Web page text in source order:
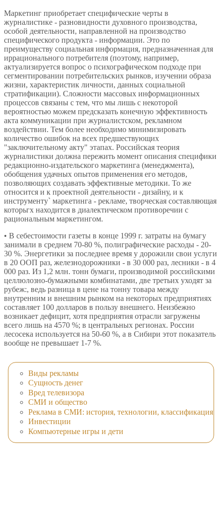
Маркетинг приобретает специфические черты в
журналистике - разновидности духовного производства,
особой деятельности, направленной на производство
специфического продукта - информации. Это по
преимуществу социальная информация, предназначенная для
иррационального потребителя (поэтому, например,
актуализируется вопрос о психографическом подходе при
сегментировании потребительских рынков, изучении образа
жизни, характеристик личности, данных социальной
стратификации). Сложности массовых информационных
процессов связаны с тем, что мы лишь с некоторой
вероятностью можем предсказать конечную эффективность
акта коммуникации при журналистском, рекламном
воздействии. Тем более необходимо минимизировать
количество ошибок на всех предшествующих
"заключительному акту" этапах. Российская теория
журналистики должна пережить момент описания специфики
редакционно-издательского маркетинга (менеджмента),
обобщения удачных опытов применения его методов,
позволяющих создавать эффективные методики. То же
относится и к проектной деятельности - дизайну, и к
инструменту` маркетинга - рекламе, творческая составляющая
которьгх находится в диалектическом противоречии с
рациональным маркетингом.
• В себестоимости газеты в конце 1999 г. затраты на бумагу
занимали в среднем 70-80 %, полиграфические расходы - 20-
30 %. Энергетики за последнее время у дорожили свои услуги
в 20 ООП раз, железнодорожники - в 30 000 раз, лесники - в 4
000 раз. Из 1,2 млн. тонн бумаги, производимой российскими
целлюлозно-бумажными комбинатами, две третьих уходят за
рубеж:, ведь разница в цене на тонну товара между
внутренним и внешним рынком на некоторых предприятиях
составляет 100 долларов в пользу внешнего. Неизбежно
возникает дефицит, хотя предприятия отрасли загружены
всего лишь на 4570 %; в центральных регионах. России
лесосека используется на 50-60 %, а в Сибири этот показатель
вообще не превышает 1-7 %.
Виды рекламы
Сущность денег
Вред телевизора
СМИ и общество
Реклама в СМИ: история, технологии, классификация
Инвестиции
Компьютерные игры и дети